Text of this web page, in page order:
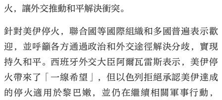
火，讓外交推動和平解決衝突。
針對美伊停火，聯合國等國際組織和多國普遍表示歡
迎，並呼籲各方通過政治和外交途徑解決分歧，實現
持久和平。西班牙外交大臣阿爾瓦雷斯表示，美伊停
火帶來了「一線希望」，但以色列拒絕承認美伊達成
的停火適用於黎巴嫩，並仍在繼續相關軍事行動，